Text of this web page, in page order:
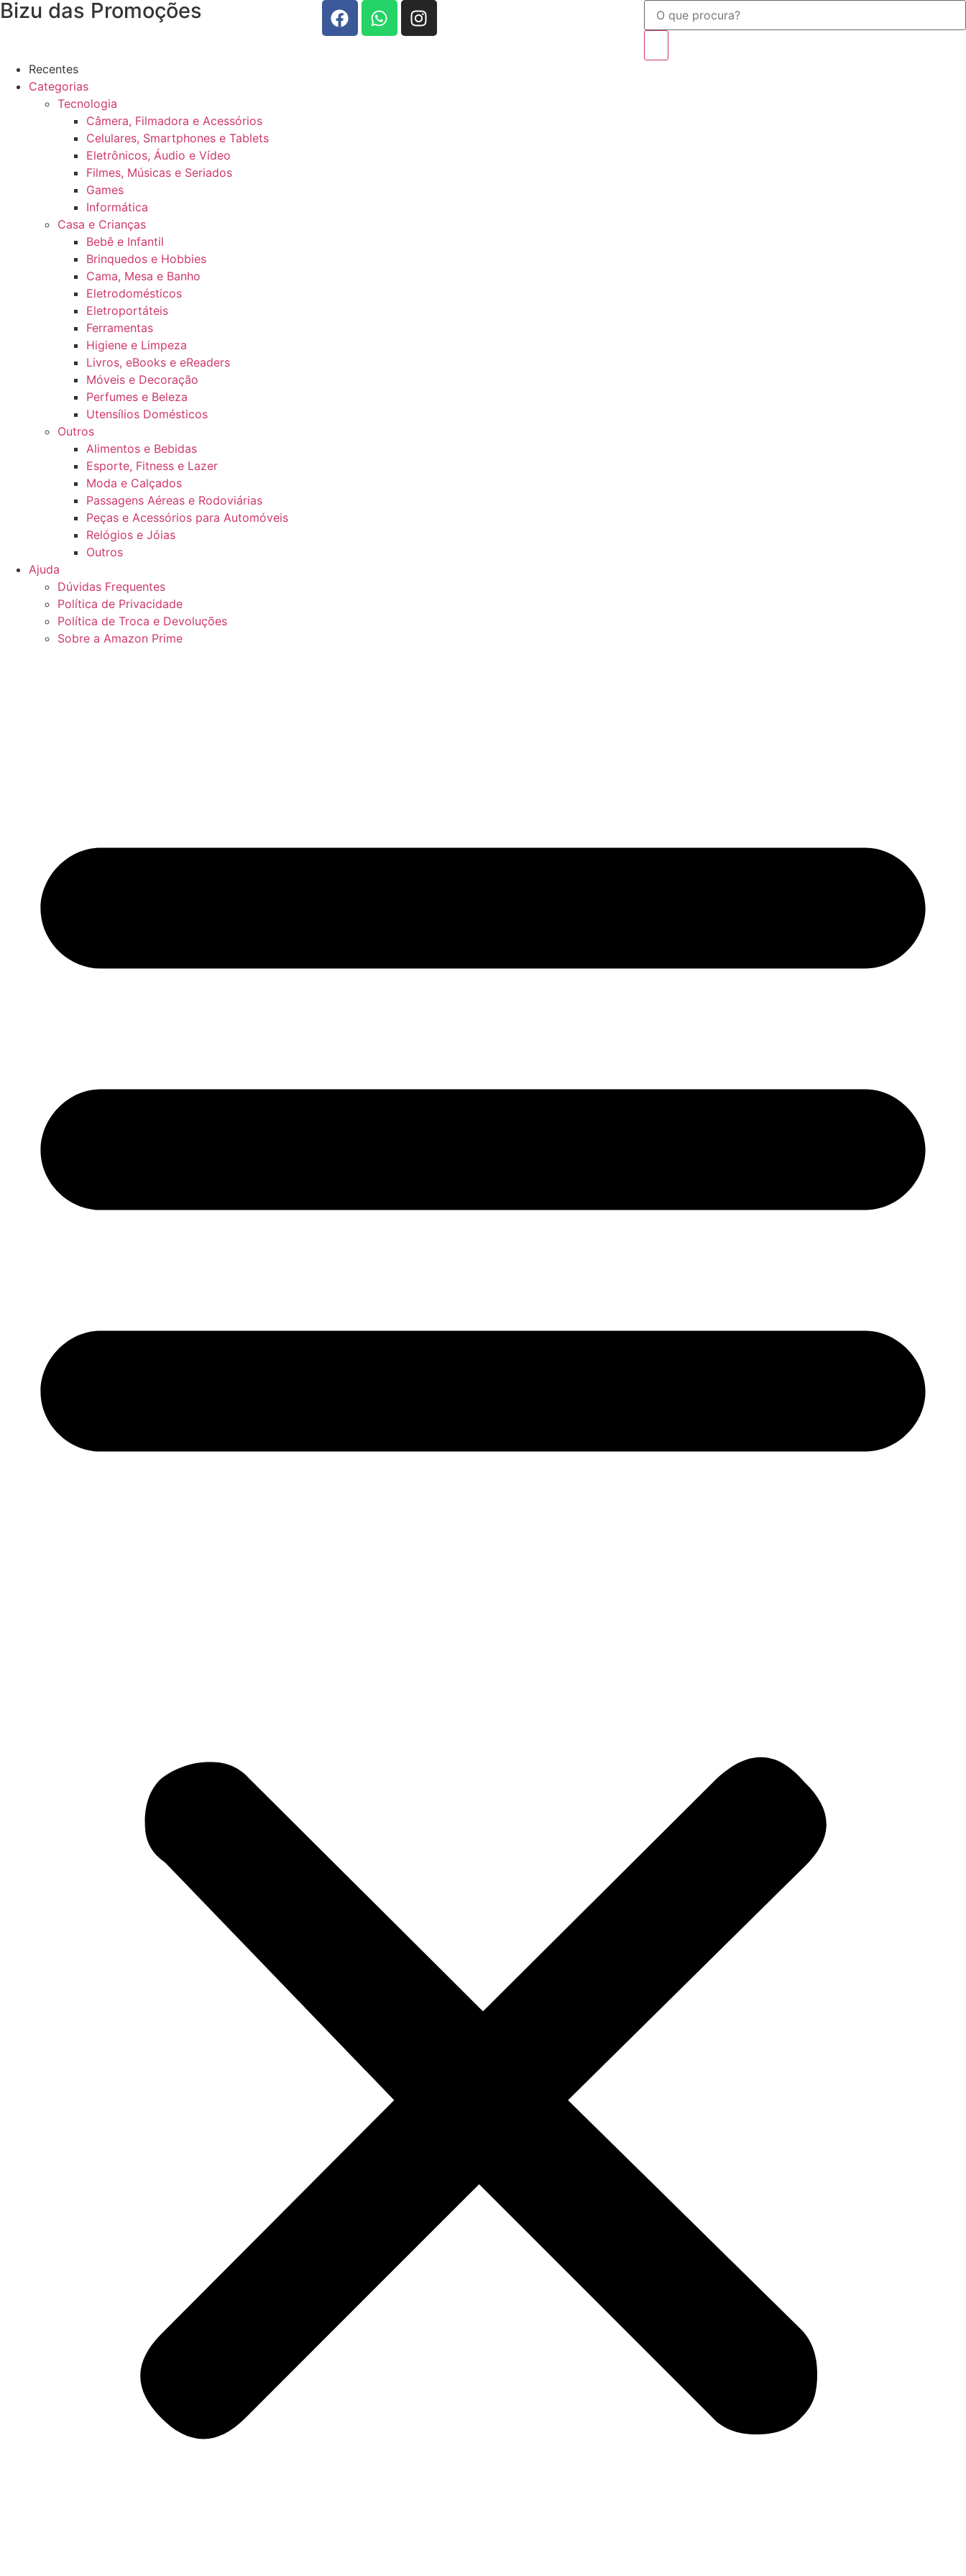
Bizu das Promoções
Recentes
Categorias
Tecnologia
Câmera, Filmadora e Acessórios
Celulares, Smartphones e Tablets
Eletrônicos, Áudio e Vídeo
Filmes, Músicas e Seriados
Games
Informática
Casa e Crianças
Bebê e Infantil
Brinquedos e Hobbies
Cama, Mesa e Banho
Eletrodomésticos
Eletroportáteis
Ferramentas
Higiene e Limpeza
Livros, eBooks e eReaders
Móveis e Decoração
Perfumes e Beleza
Utensílios Domésticos
Outros
Alimentos e Bebidas
Esporte, Fitness e Lazer
Moda e Calçados
Passagens Aéreas e Rodoviárias
Peças e Acessórios para Automóveis
Relógios e Jóias
Outros
Ajuda
Dúvidas Frequentes
Política de Privacidade
Política de Troca e Devoluções
Sobre a Amazon Prime